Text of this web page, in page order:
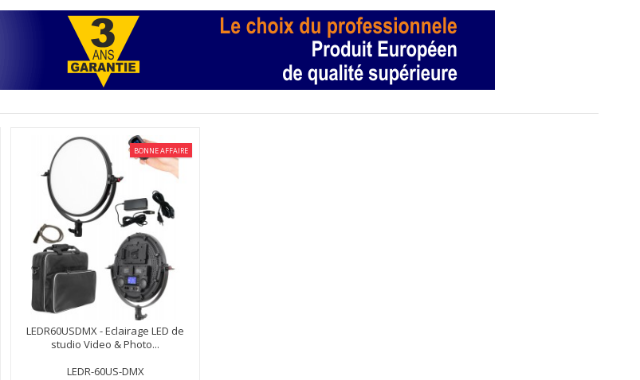
BONNE AFFAIRE
LEDR60USDMX - Eclairage LED de
studio Video & Photo...
LEDR-60US-DMX